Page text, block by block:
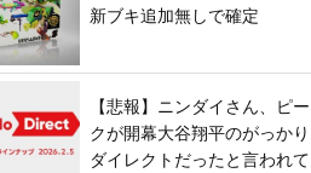
新ブキ追加無しで確定
【悲報】ニンダイさん、ピー
クが開幕大谷翔平のがっかり
ダイレクトだったと言われて